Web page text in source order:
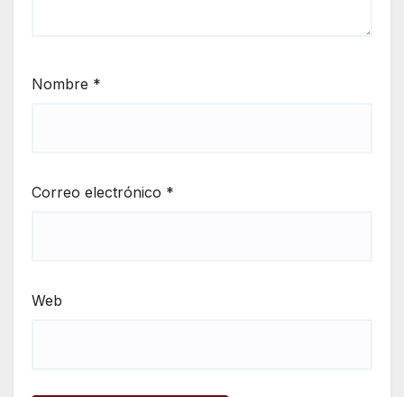
Nombre *
Correo electrónico *
Web